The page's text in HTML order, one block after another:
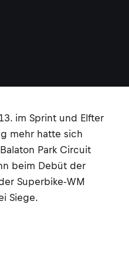
im Sprint und Elfter
mehr hatte sich
Park Circuit
beim Debüt der
Superbike-WM
Siege.